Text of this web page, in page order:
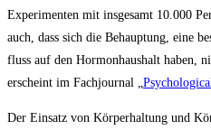
Expe­ri­men­ten mit ins­ge­samt 10.000
auch, dass sich die Behaup­tung, eine
fluss auf den Hor­mon­haus­halt haben,
erscheint im Fach­jour­nal „
Der Ein­satz von Kör­per­hal­tung und